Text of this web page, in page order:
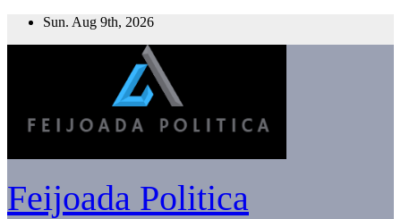
Skip
Sun. Aug 9th, 2026
Feijoada Politica